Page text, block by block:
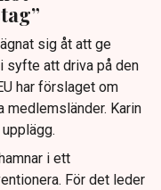
sig åt att ge
syfte att driva på den
har förslaget om
Karin
i ett
För det leder